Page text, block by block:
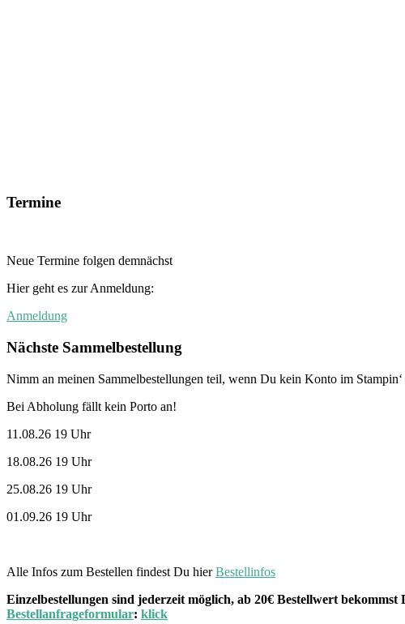
Termine
Neue Termine folgen demnächst
Hier geht es zur Anmeldung:
Anmeldung
Nächste Sammelbestellung
Nimm an meinen Sammelbestellungen teil, wenn Du kein Konto im
Bei Abholung fällt kein Porto an!
11.08.26 19 Uhr
18.08.26 19 Uhr
25.08.26 19 Uhr
01.09.26 19 Uhr
Alle Infos zum Bestellen findest Du hierBestellinfos
Einzelbestellungen sind jederzeit möglich, ab 20€ Bestellwert
Bestellanfrageformular: klick